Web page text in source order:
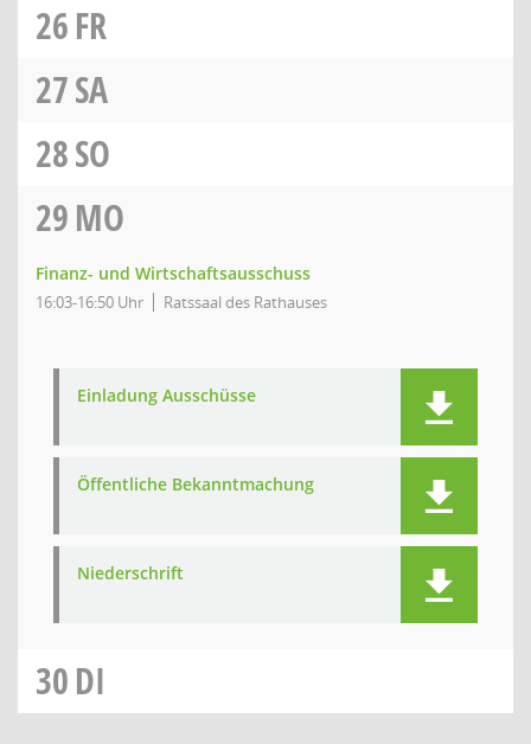
26FR
27SA
28SO
29MO
Finanz- und Wirtschaftsausschuss
16:03-16:50 Uhr Ratssaal des Rathauses
Einladung Ausschüsse
Öffentliche Bekanntmachung
Niederschrift
30DI